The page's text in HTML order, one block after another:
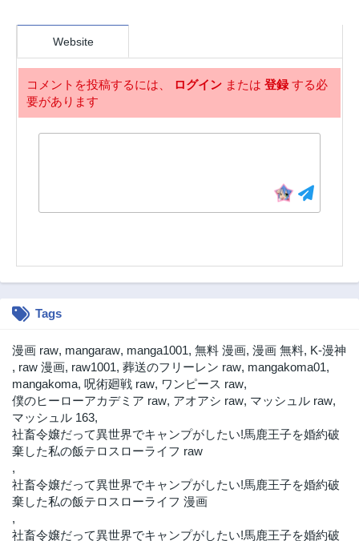
Website
コメントを投稿するには、 ログイン または 登録する必
要があります
Tags
漫画 raw, mangaraw, manga1001, 無料 漫画, 漫画 無料, K-漫神
, raw 漫画, raw1001, 葬送のフリーレン raw, mangakoma01,
mangakoma, 呪術廻戦 raw, ワンピース raw,
僕のヒーローアカデミア raw, アオアシ raw, マッシュル raw,
マッシュル 163,
社畜令嬢だって異世界でキャンプがしたい!馬鹿王子を婚約破
棄した私の飯テロスローライフ raw
,
社畜令嬢だって異世界でキャンプがしたい!馬鹿王子を婚約破
棄した私の飯テロスローライフ 漫画
,
社畜令嬢だって異世界でキャンプがしたい!馬鹿王子を婚約破